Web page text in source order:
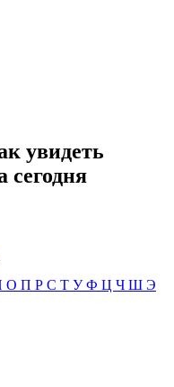
увидеть
сегодня
О П Р С Т УФ Ц Ч Ш Э